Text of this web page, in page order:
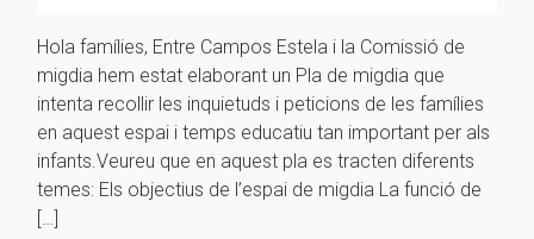
Hola famílies, Entre Campos Estela i la Comissió de
migdia hem estat elaborant un Pla de migdia que
intenta recollir les inquietuds i peticions de les famílies
en aquest espai i temps educatiu tan important per als
infants.Veureu que en aquest pla es tracten diferents
temes: Els objectius de l’espai de migdia La funció de
[…]